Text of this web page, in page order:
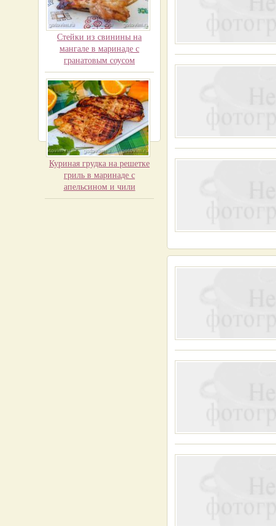
Стейки из свинины на
мангале в маринаде с
гранатовым соусом
Куриная грудка на решетке
гриль в маринаде с
апельсином и чили